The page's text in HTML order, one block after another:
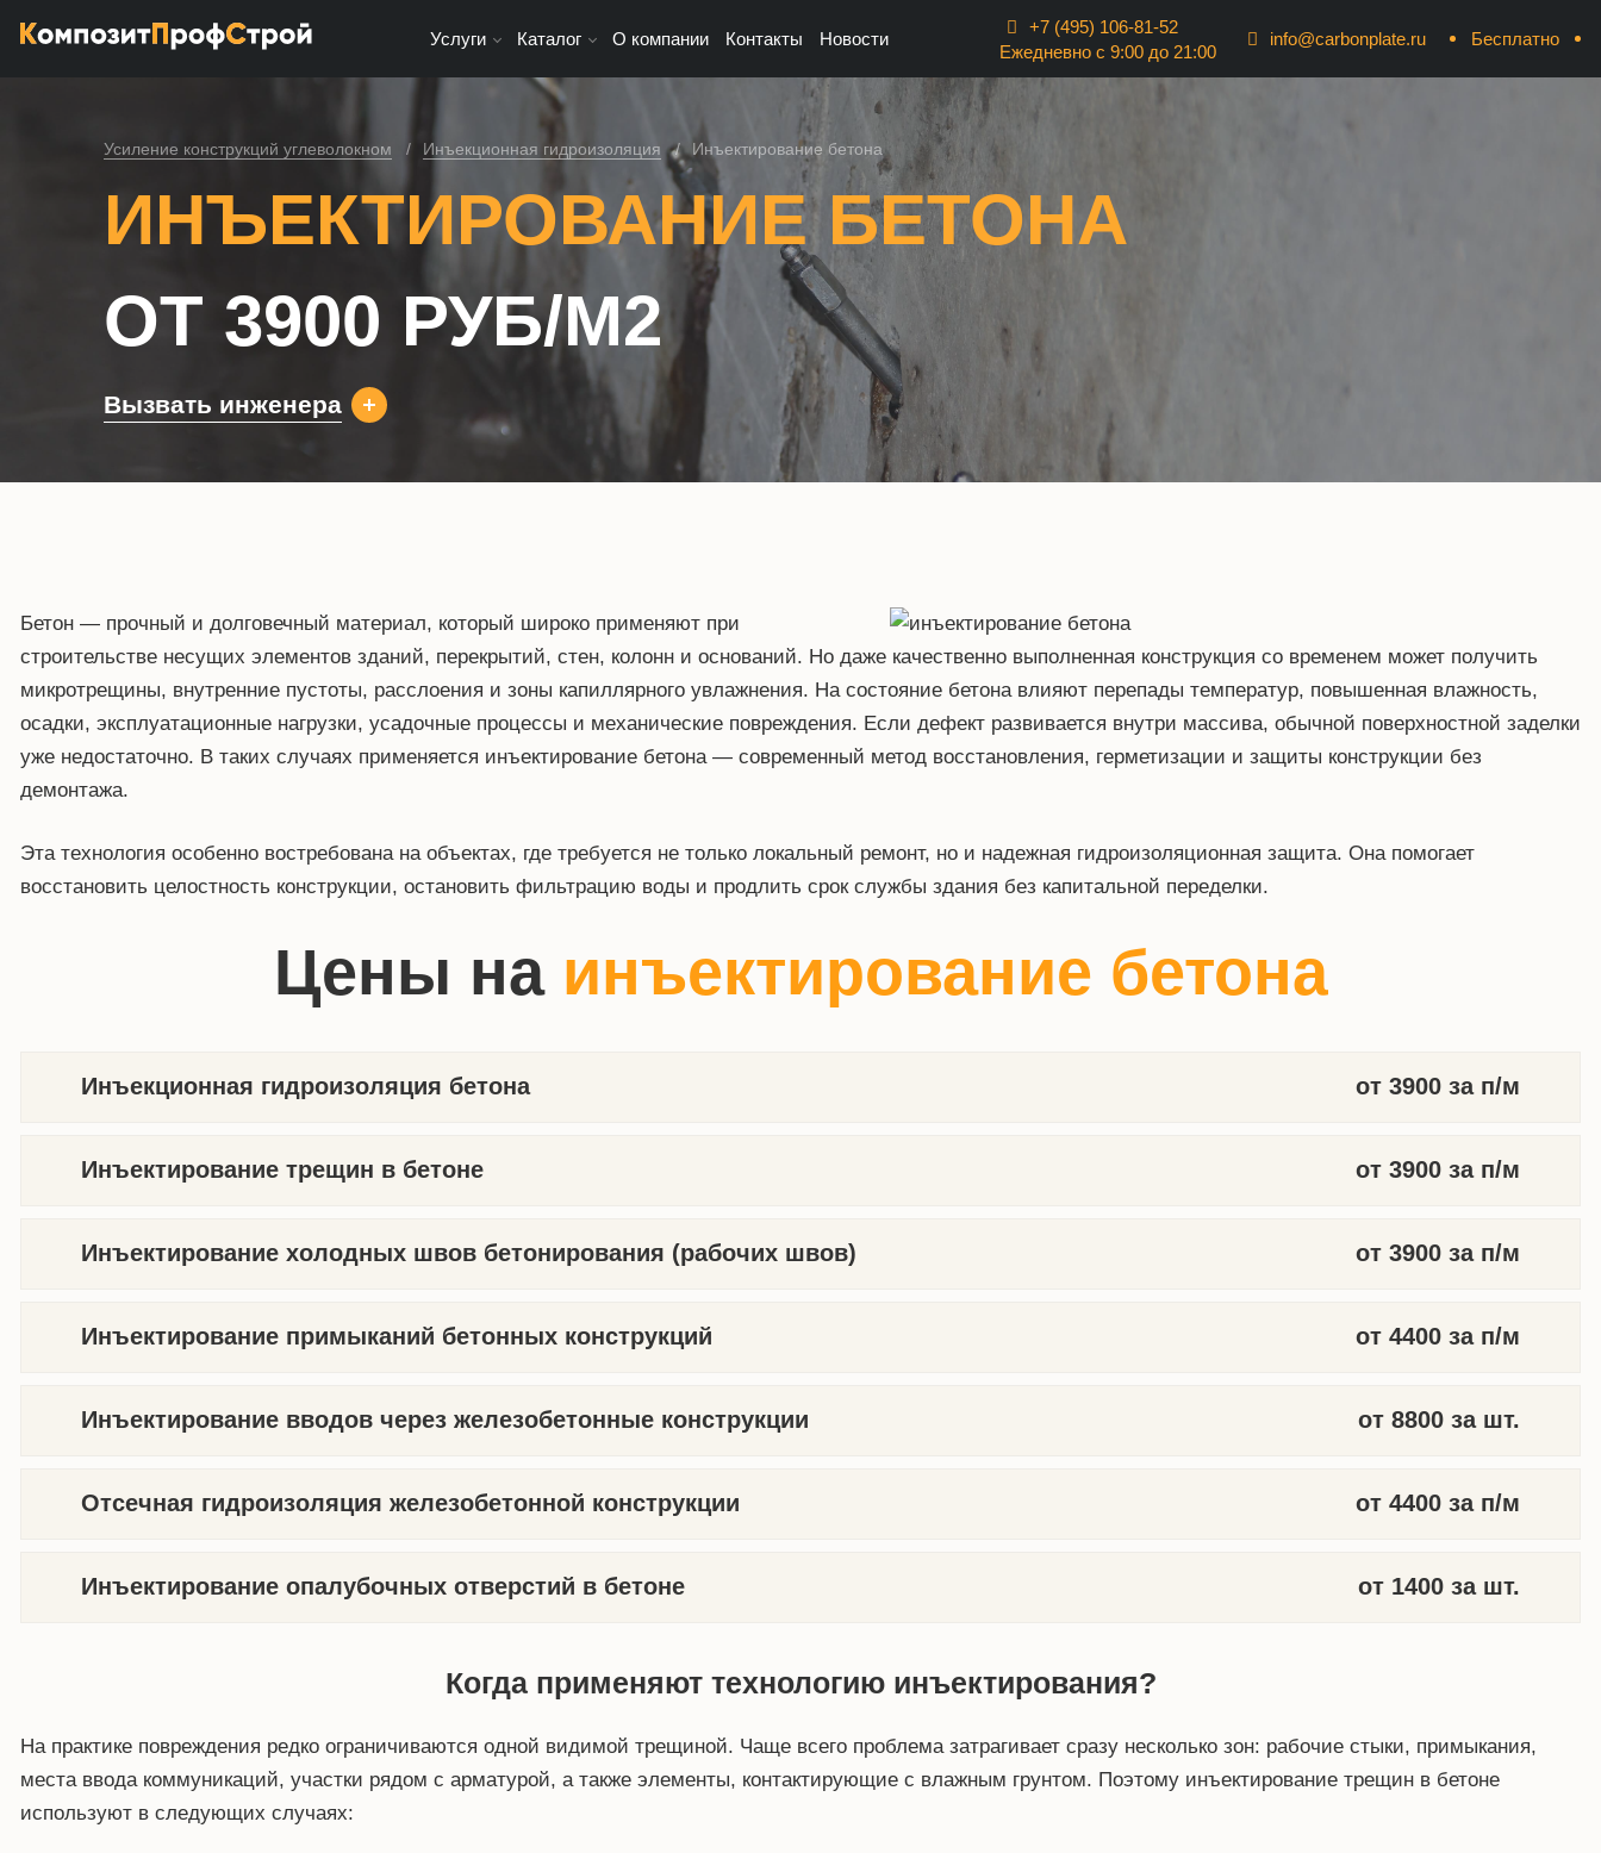
Услуги Каталог О компании Контакты Новости
+7 (495) 106-81-52
Ежедневно с 9:00 до 21:00
info@carbonplate.ru
Заказать
звонок
Усиление конструкций углеволокном Инъекционная гидроизоляция Инъектирование бетона
ИНЪЕКТИРОВАНИЕ БЕТОНА
ОТ 3900 РУБ/М2
Вызвать инженера
Бетон — прочный и долговечный материал, который широко применяют при
строительстве несущих элементов зданий, перекрытий, стен, колонн и оснований. Но даже качественно выполненная конструкция со временем может получить
микротрещины, внутренние пустоты, расслоения и зоны капиллярного увлажнения. На состояние бетона влияют перепады температур, повышенная влажность,
осадки, эксплуатационные нагрузки, усадочные процессы и механические повреждения. Если дефект развивается внутри массива, обычной поверхностной заделки
уже недостаточно. В таких случаях применяется инъектирование бетона — современный метод восстановления, герметизации и защиты конструкции без
демонтажа.
Эта технология особенно востребована на объектах, где требуется не только локальный ремонт, но и надежная гидроизоляционная защита. Она помогает
восстановить целостность конструкции, остановить фильтрацию воды и продлить срок службы здания без капитальной переделки.
Цены на инъектирование бетона
Инъекционная гидроизоляция бетона от 3900 за п/м
Инъектирование трещин в бетоне от 3900 за п/м
Инъектирование холодных швов бетонирования (рабочих швов) от 3900 за п/м
Инъектирование примыканий бетонных конструкций от 4400 за п/м
Инъектирование вводов через железобетонные конструкции от 8800 за шт.
Отсечная гидроизоляция железобетонной конструкции от 4400 за п/м
Инъектирование опалубочных отверстий в бетоне от 1400 за шт.
Когда применяют технологию инъектирования?
На практике повреждения редко ограничиваются одной видимой трещиной. Чаще всего проблема затрагивает сразу несколько зон: рабочие стыки, примыкания,
места ввода коммуникаций, участки рядом с арматурой, а также элементы, контактирующие с влажным грунтом. Поэтому инъектирование трещин в бетоне
используют в следующих случаях: